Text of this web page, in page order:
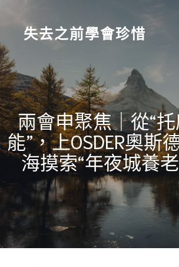
content
失去之前學會珍惜
兩會申聚焦｜從“托
能”，上OSDER奧斯
海摸索“年夜城養